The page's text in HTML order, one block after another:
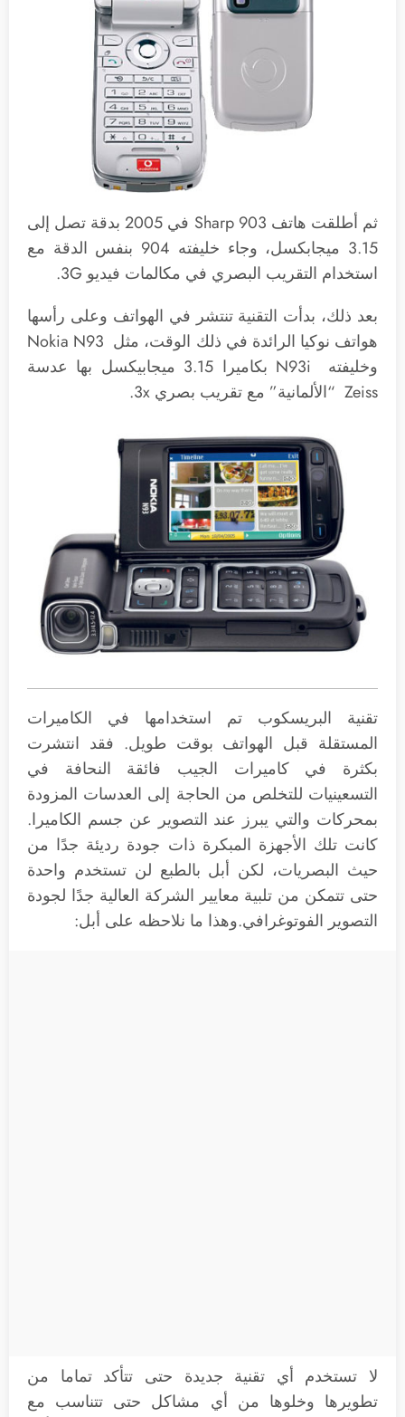
ثم أطلقت هاتف Sharp 903 في 2005 بدقة تصل إلى
3.15 ميجابكسل، وجاء خليفته 904 بنفس الدقة مع
استخدام التقريب البصري في مكالمات فيديو 3G.
بعد ذلك، بدأت التقنية تنتشر في الهواتف وعلى رأسها
هواتف نوكيا الرائدة في ذلك الوقت، مثل Nokia N93
وخليفته N93i بكاميرا 3.15 ميجابيكسل بها عدسة
Zeiss “الألمانية” مع تقريب بصري 3x.
تقنية البريسكوب تم استخدامها في الكاميرات
المستقلة قبل الهواتف بوقت طويل. فقد انتشرت
بكثرة في كاميرات الجيب فائقة النحافة في
التسعينيات للتخلص من الحاجة إلى العدسات المزودة
بمحركات والتي يبرز عند التصوير عن جسم الكاميرا.
كانت تلك الأجهزة المبكرة ذات جودة رديئة جدًا من
حيث البصريات، لكن أبل بالطبع لن تستخدم واحدة
حتى تتمكن من تلبية معايير الشركة العالية جدًا لجودة
التصوير الفوتوغرافي.وهذا ما نلاحظه على أبل:
لا تستخدم أي تقنية جديدة حتى تتأكد تماما من
تطويرها وخلوها من أي مشاكل حتى تتناسب مع